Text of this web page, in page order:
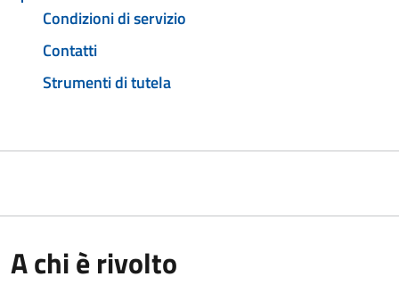
Condizioni di servizio
Contatti
Strumenti di tutela
A chi è rivolto